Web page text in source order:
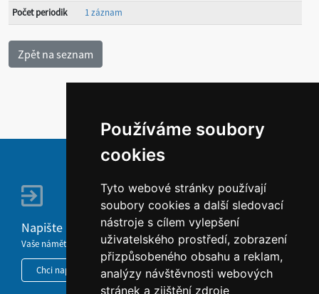
Používáme soubory
cookies
Tyto webové stránky používají
soubory cookies a další sledovací
nástroje s cílem vylepšení
uživatelského prostředí, zobrazení
přizpůsobeného obsahu a reklam,
analýzy návštěvnosti webových
stránek a zjištění zdroje
Počet periodik 1 záznam
Napište nám
Vaše náměty, komentáře, připomínky a dotazy nezůstanou bez odezvy.
Chci napsat MKČR